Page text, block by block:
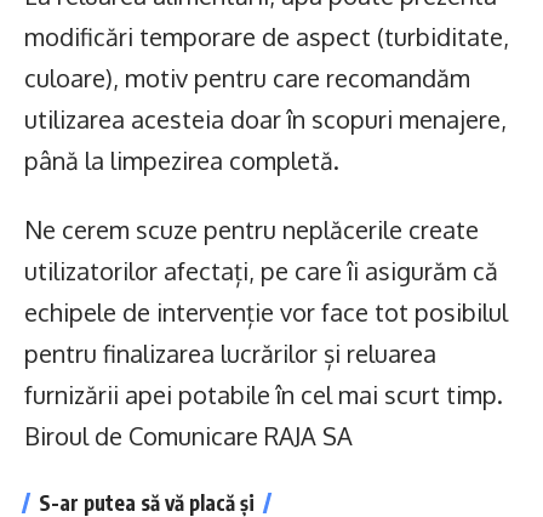
modificări temporare de aspect (turbiditate,
culoare), motiv pentru care recomandăm
utilizarea acesteia doar în scopuri menajere,
până la limpezirea completă.
Ne cerem scuze pentru neplăcerile create
utilizatorilor afectați, pe care îi asigurăm că
echipele de intervenție vor face tot posibilul
pentru finalizarea lucrărilor și reluarea
furnizării apei potabile în cel mai scurt timp.
Biroul de Comunicare RAJA SA
S-ar putea să vă placă și